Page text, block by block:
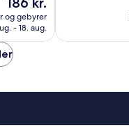
er
186 kr.
og gebyrer
- 18. aug.